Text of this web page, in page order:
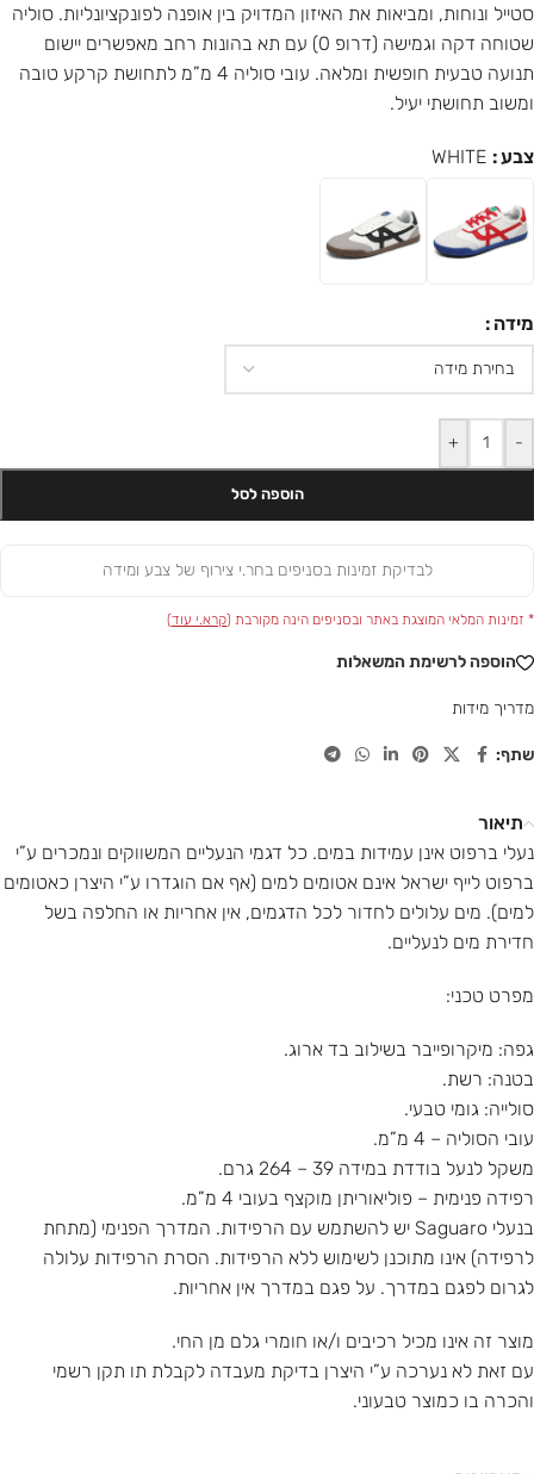
סטייל ונוחות, ומביאות את האיזון המדויק בין אופנה לפונקציונליות. סוליה
שטוחה דקה וגמישה (דרופ 0) עם תא בהונות רחב מאפשרים יישום
תנועה טבעית חופשית ומלאה. עובי סוליה 4 מ”מ לתחושת קרקע טובה
ומשוב תחושתי יעיל.
צבע WHITE
מידה
-
+
הוספה לסל
לבדיקת זמינות בסניפים בחר.י צירוף של צבע ומידה
* זמינות המלאי המוצגת באתר ובסניפים הינה מקורבת (קרא.י עוד)
הוספה לרשימת המשאלות
מדריך מידות
שתף:
תיאור
נעלי ברפוט אינן עמידות במים. כל דגמי הנעליים המשווקים ונמכרים ע”י
ברפוט לייף ישראל אינם אטומים למים (אף אם הוגדרו ע”י היצרן כאטומים
למים). מים עלולים לחדור לכל הדגמים, אין אחריות או החלפה בשל
חדירת מים לנעליים.
מפרט טכני:
גפה: מיקרופייבר בשילוב בד ארוג.
בטנה: רשת.
סולייה: גומי טבעי.
עובי הסוליה – 4 מ”מ.
משקל לנעל בודדת במידה 39 – 264 גרם.
רפידה פנימית – פוליאוריתן מוקצף בעובי 4 מ”מ.
בנעלי Saguaro יש להשתמש עם הרפידות. המדרך הפנימי (מתחת
לרפידה) אינו מתוכנן לשימוש ללא הרפידות. הסרת הרפידות עלולה
לגרום לפגם במדרך. על פגם במדרך אין אחריות.
מוצר זה אינו מכיל רכיבים ו/או חומרי גלם מן החי.
עם זאת לא נערכה ע”י היצרן בדיקת מעבדה לקבלת תו תקן רשמי
והכרה בו כמוצר טבעוני.